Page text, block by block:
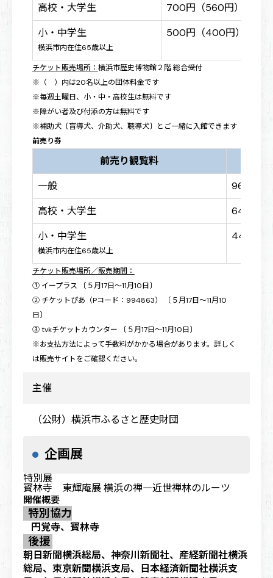
高校・大学生
700円（560円）
小・中学生
横浜市内在住65歳以上
500円（400円）
チケット販売場所： 横浜市歴史博物館２階 総合受付
※（ ）内は20名以上の団体料金です
※毎週土曜日、小・中・高校生は無料です
※障がい者及び付添の方は無料です
※補助犬〔盲導犬、介助犬、聴導犬〕とご一緒に入館できます
前売り券
前売り観覧料
一般
960円
高校・大学生
640円
小・中学生
横浜市内在住65歳以上
440円
チケット販売場所／販売期間：
① イープラス 〔５月17日～11月10日〕
② チケットぴあ（Pコード：994863） 〔５月17日～11月10
日〕
③ tvkチケットカウンター 〔５月17日～11月10日〕
※お支払方法によって手数料がかかる場合があります。詳しく
は販売サイトをご確認ください。
主催
（公財）横浜市ふるさと歴史財団
企画展
特別展
寳林寺 東輝庵展横浜の禅―近世禅林のルーツ
開催概要
特別協力
円覚寺、寳林寺
後援
朝日新聞横浜総局、神奈川新聞社、産経新聞社横浜
総局、東京新聞横浜支局、日本経済新聞社横浜支